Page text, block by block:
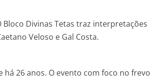
Bloco Divinas Tetas traz interpretações
Veloso e Gal Costa.
26 anos. O evento com foco no frevo